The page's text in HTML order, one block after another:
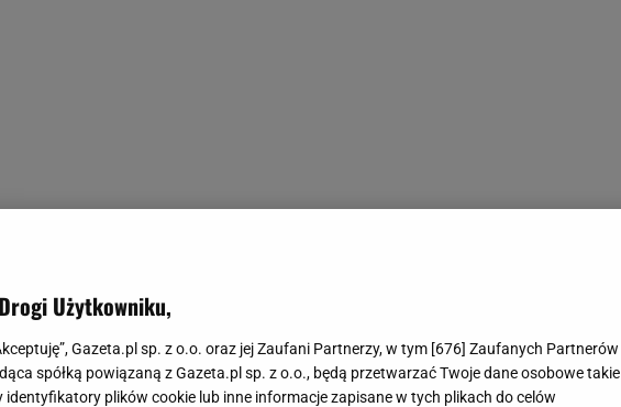
Tanie dodatki na balkon, które dodadzą
Użytkowniku,
Gazeta.pl sp. z o.o. oraz jej Zaufani Partnerzy, w tym [676] Zaufanych Partnerów
spółką powiązaną z Gazeta.pl sp. z o.o., będą przetwarzać Twoje dane osobowe takie
identyfikatory plików cookie lub inne informacje zapisane w tych plikach do celów